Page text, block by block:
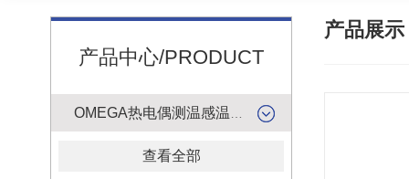
产品中心/PRODUCT
查看全部
产品展示